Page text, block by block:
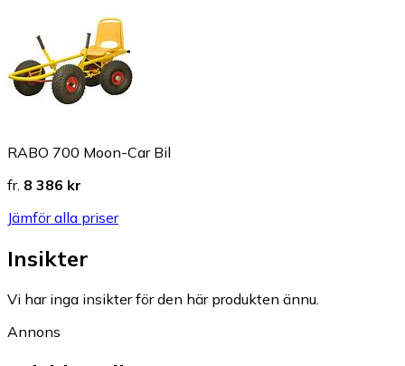
RABO 700 Moon-Car Bil
fr. 8 386 kr
Jämför alla priser
Insikter
Vi har inga insikter för den här produkten ännu.
Annons